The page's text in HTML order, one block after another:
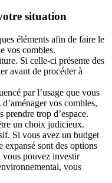
situation
éléments afin de faire le
vos combles.
Si celle-ci présente des
avant de procéder à
par l’usage que vous
vos combles,
prendre trop d’espace.
un choix judicieux.
Si vous avez un budget
sont des options
vous pouvez investir
vous